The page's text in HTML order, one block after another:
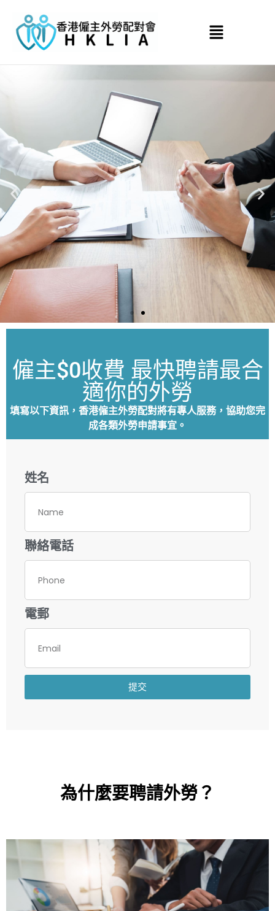
一站式申請至上班
最快3個月成功批
核AI配對 提升90%
準確度
申請流程 →
僱主$0收費 最快聘請最合
適你的外勞
填寫以下資訊，香港僱主外勞配對將有專⼈服務，協助您完
成各類外勞申請事宜。
姓名
聯絡電話
電郵
提交
為什麼要聘請外勞？